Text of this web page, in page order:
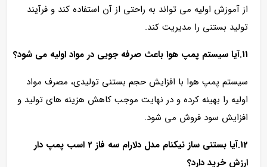
از آموزش اولیه می‌ تواند به‌ راحتی از آن استفاده کند و فرآیند
تولید بستنی را مدیریت کند.
11.آیا سیستم پمپ هوا باعث صرفه‌ جویی در مواد اولیه می‌ شود؟
سیستم پمپ هوا با افزایش حجم بستنی تولیدی، مصرف مواد
اولیه را بهینه کرده و در نهایت موجب کاهش هزینه‌ های تولید و
افزایش سود فروش می‌ شود.
12.آیا بستنی ساز نیکنام مدل دلارام سه فاز 2 اسب پمپ دار
ارزش خرید دارد؟